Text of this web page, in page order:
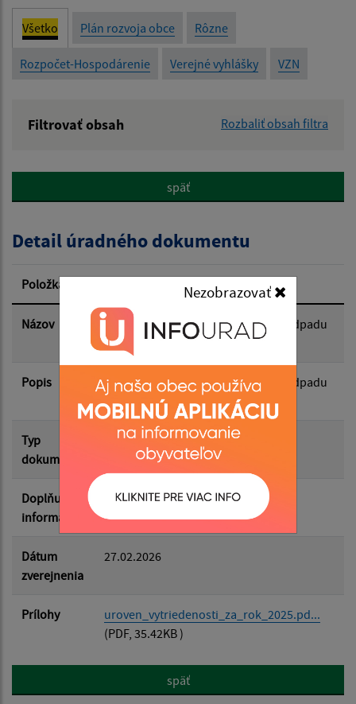
Nezobrazovať
Všetko Plán rozvoja obce Rôzne
Rozpočet-Hospodárenie Verejné vyhlášky VZN
Filtrovať obsah Rozbaliť obsah filtra
Popis:
Dátum zverejnenia od:
Dátum zverejnenia do:
Filtrovať Reset
späť
Detail úradného dokumentu
Položka
Názov
Úroveň vytriedenia komunálneho odpadu
za rok 2025
Popis
Úroveň vytriedenia komunálneho odpadu
za rok 2025
Typ
dokumentu
Rôzne
Doplňujúce
informácie
Dátum
zverejnenia
27.02.2026
Prílohy
uroven_vytriedenosti_za_rok_2025.pd...
(PDF, 35.42KB )
späť